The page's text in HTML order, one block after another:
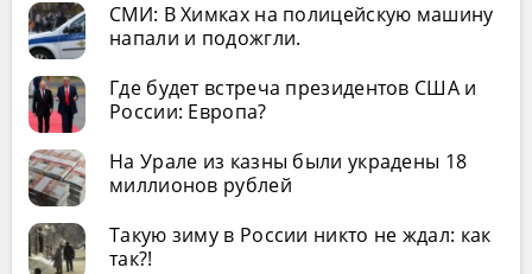
СМИ: В Химках на полицейскую машину
напали и подожгли.
Где будет встреча президентов США и
России: Европа?
На Урале из казны были украдены 18
миллионов рублей
Такую зиму в России никто не ждал: как
так?!